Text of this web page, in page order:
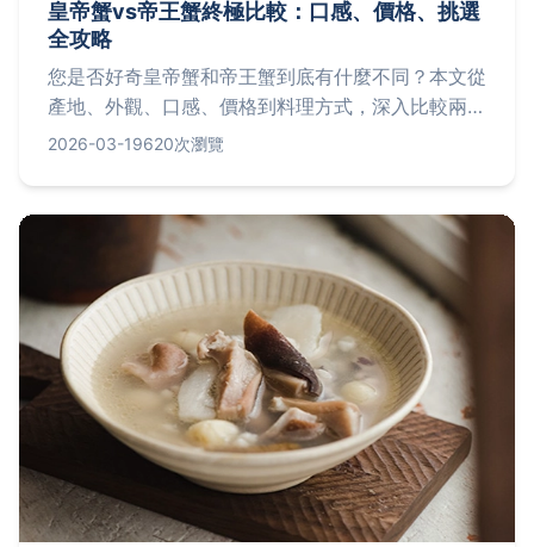
皇帝蟹vs帝王蟹終極比較：口感、價格、挑選
全攻略
您是否好奇皇帝蟹和帝王蟹到底有什麼不同？本文從
產地、外觀、口感、價格到料理方式，深入比較兩大
蟹王的關鍵差異，並分享在台灣市場的挑選秘訣、個
智選擇，享受頂級海鮮美味。
2026-03-19620次瀏覽